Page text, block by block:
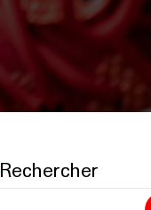
Rechercher